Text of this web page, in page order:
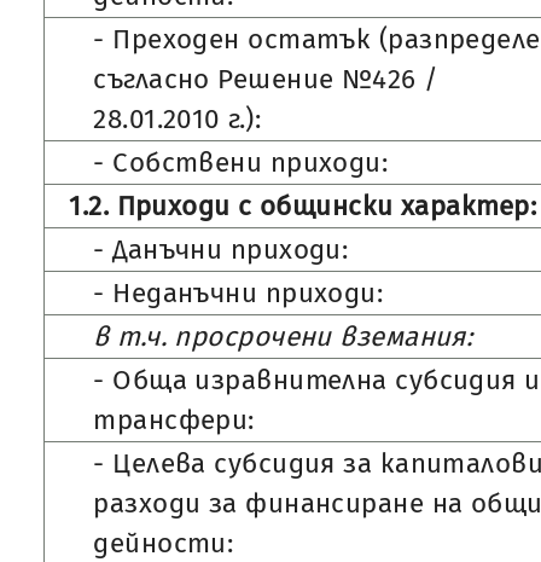
- Преходен остатък
съгласно Решение №426 /
28.01.2010 г.):
- Собствени приходи:
1.2. Приходи с общински характер:
- Данъчни приходи:
- Неданъчни приходи:
в т.ч. просрочени вземания:
- Обща изравнителна субсидия
трансфери:
- Целева субсидия за
разходи за финансиране на
дейности: